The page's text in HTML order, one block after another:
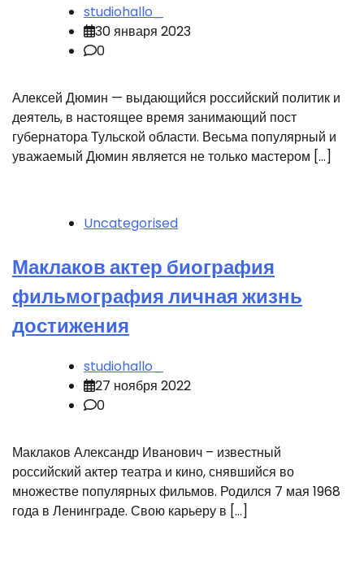
studiohallo_
30 января 2023
0
Алексей Дюмин — выдающийся российский политик и
деятель, в настоящее время занимающий пост
губернатора Тульской области. Весьма популярный и
уважаемый Дюмин является не только мастером […]
Uncategorised
Маклаков актер биография
фильмография личная жизнь
достижения
studiohallo_
27 ноября 2022
0
Маклаков Александр Иванович – известный
российский актер театра и кино, снявшийся во
множестве популярных фильмов. Родился 7 мая 1968
года в Ленинграде. Свою карьеру в […]